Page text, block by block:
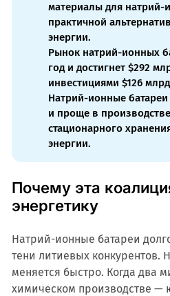
материалы для натрий-
практичной
энергии.
Рынок натрий-ионных
год и достигнет $292
инвестициями $126
Натрий-ионные
и проще в
стационарного
энергии.
Почему эта
энергетику
Натрий-ионные батареи
тени литиевых конкурентов.
меняется быстро. Когда два
химическом производстве —